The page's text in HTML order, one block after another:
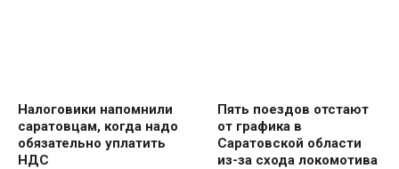
Налоговики напомнили
саратовцам, когда надо
обязательно уплатить
НДС
Пять поездов отстают
от графика в
Саратовской области
из-за схода локомотива